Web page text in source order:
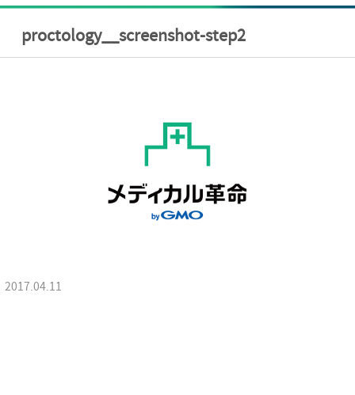
proctology__screenshot-step2
2017.04.11